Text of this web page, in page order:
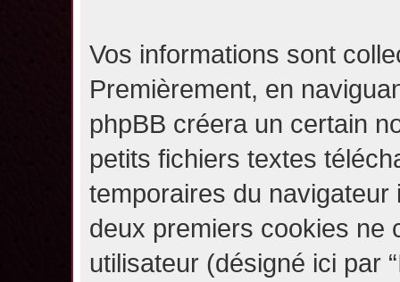
Vos informations sont
Premièrement, en
phpBB créera un certain
petits fichiers textes
temporaires du
deux premiers cookies ne
utilisateur (désigné ici par